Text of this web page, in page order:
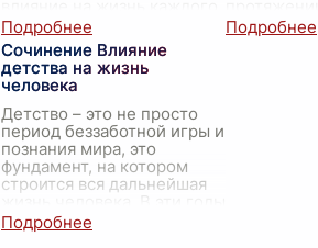
человека. Этот процесс
связан с усилением связей
и взаим...
динамика
Сочинение Влияние
детства на жизнь
человека
Детство – это не просто
период беззаботной игры и
познания мира, это
фундамент, на котором
строится вся дальнейшая
формируются основные
черты характера,